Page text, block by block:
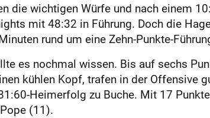
die wichtigen Würfe und nach einem
mit 48:32 in Führung. Doch die
rund um eine Zehn-Punkte-
es nochmal wissen. Bis auf sechs
kühlen Kopf, trafen in der Offensive
Heimerfolg zu Buche. Mit 17
(11).